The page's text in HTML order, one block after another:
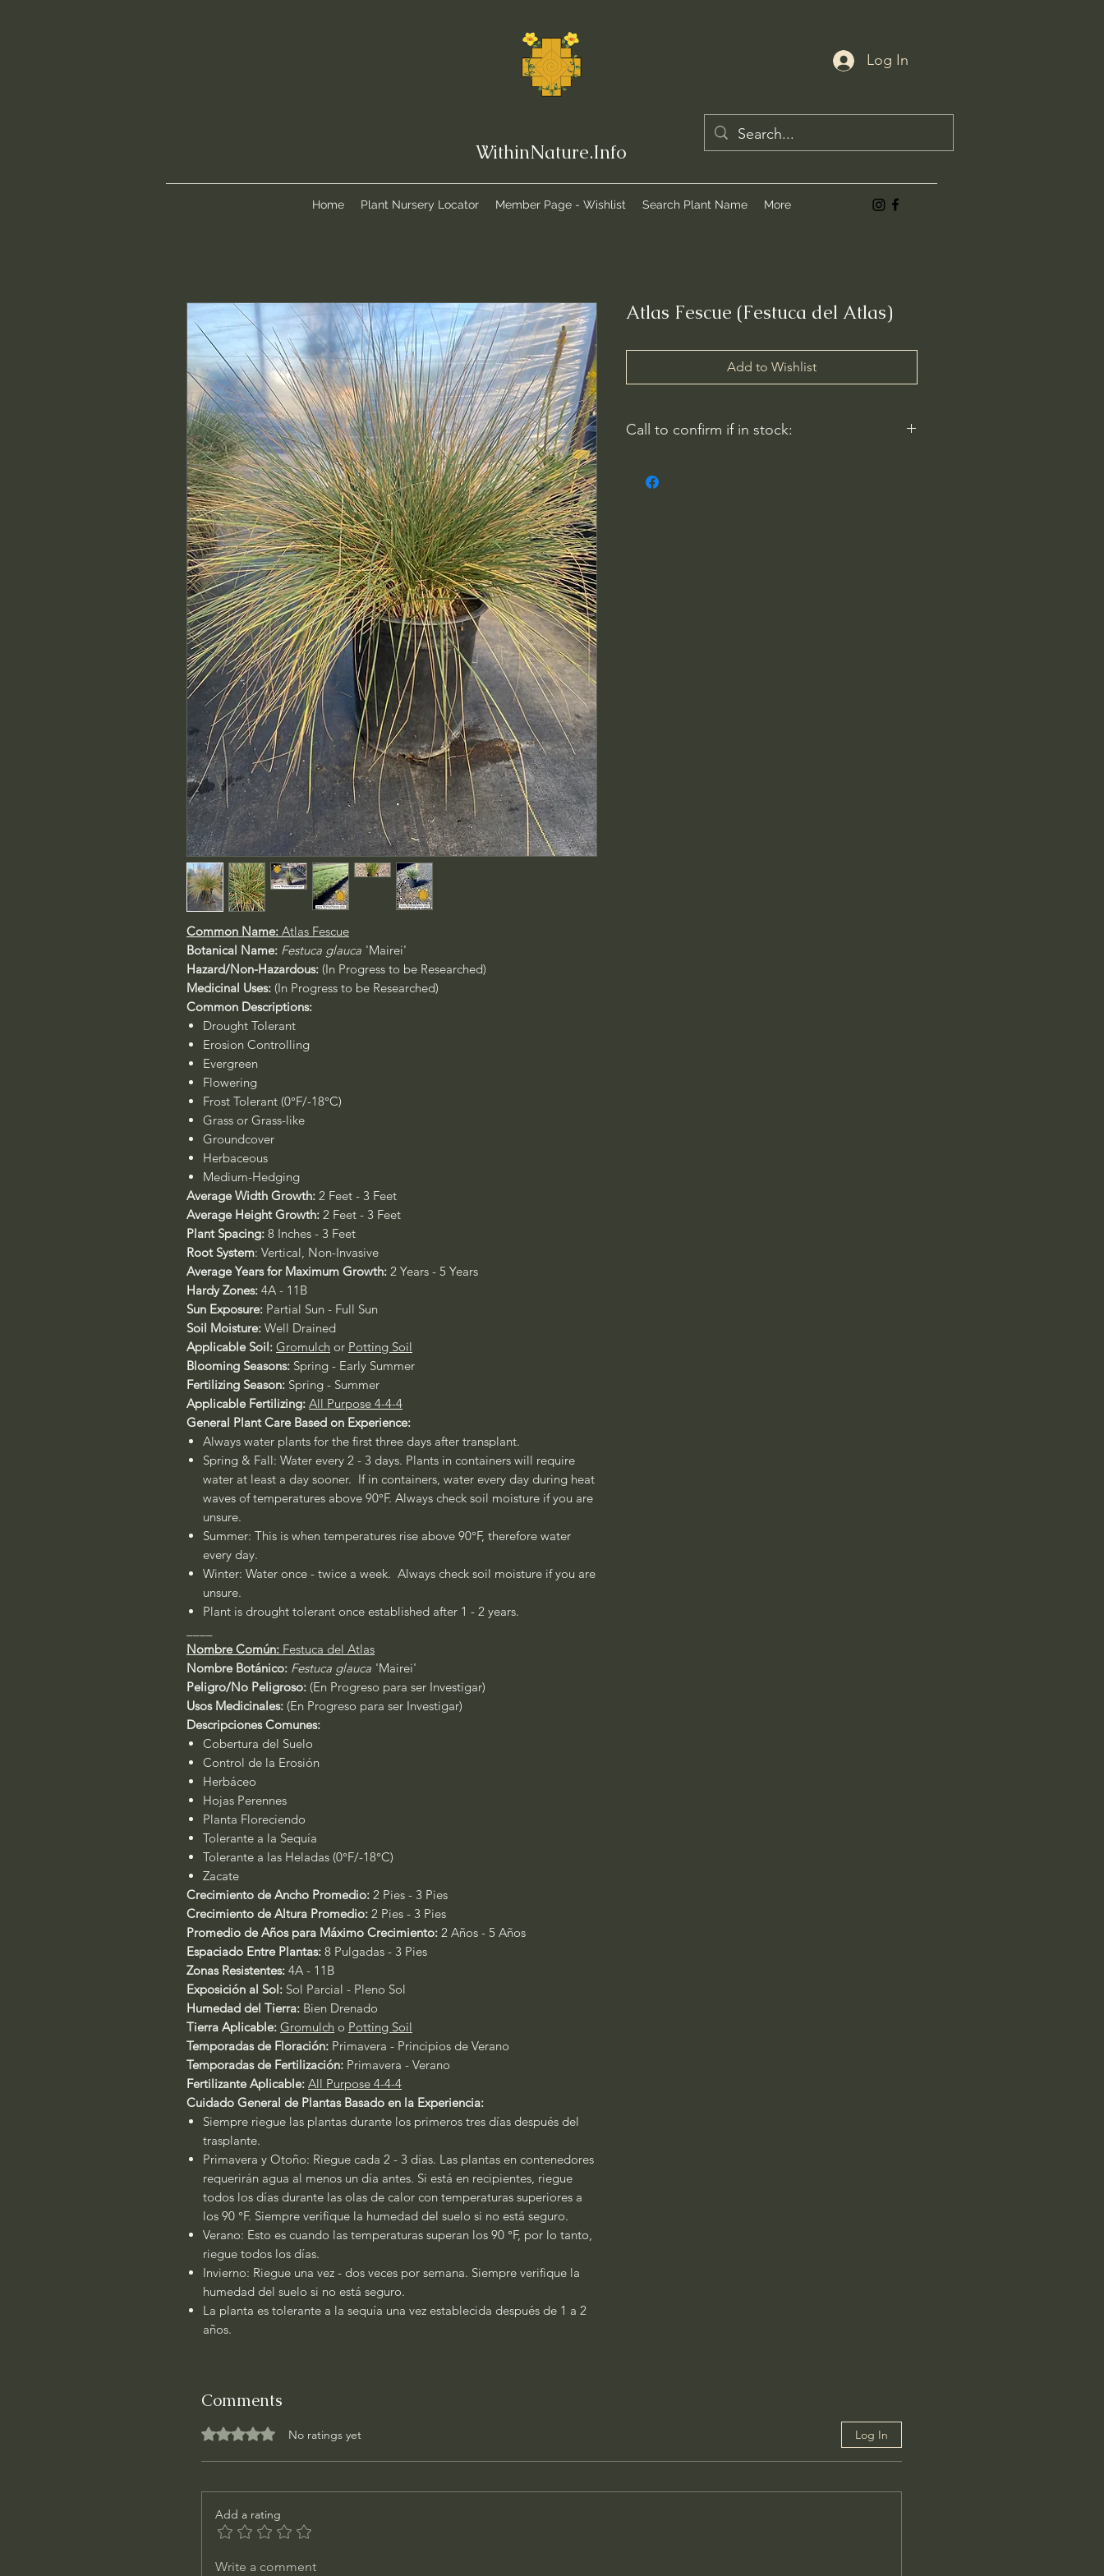
WithinNature.Info
Log In
Home Plant Nursery Locator Member Page - Wishlist Search Plant Name More
Common Name: Atlas Fescue
Botanical Name: Festuca glauca 'Mairei'
Hazard/Non-Hazardous: (In Progress to be Researched)
Medicinal Uses: (In Progress to be Researched)
Common Descriptions:
Drought Tolerant
Erosion Controlling
Evergreen
Flowering
Frost Tolerant (0°F/-18°C)
Grass or Grass-like
Groundcover
Herbaceous
Medium-Hedging
Average Width Growth: 2 Feet - 3 Feet
Average Height Growth: 2 Feet - 3 Feet
Plant Spacing: 8 Inches - 3 Feet
Root System: Vertical, Non-Invasive
Average Years for Maximum Growth: 2 Years - 5 Years
Hardy Zones: 4A - 11B
Sun Exposure: Partial Sun - Full Sun
Soil Moisture: Well Drained
Applicable Soil: Gromulch or Potting Soil
Blooming Seasons: Spring - Early Summer
Fertilizing Season: Spring - Summer
Applicable Fertilizing: All Purpose 4-4-4
General Plant Care Based on Experience:
Always water plants for the first three days after transplant.
Spring & Fall: Water every 2 - 3 days. Plants in containers will require
water at least a day sooner. If in containers, water every day during heat
waves of temperatures above 90°F. Always check soil moisture if you are
unsure.
Summer: This is when temperatures rise above 90°F, therefore water
every day.
Winter: Water once - twice a week. Always check soil moisture if you are
unsure.
Plant is drought tolerant once established after 1 - 2 years.
Nombre Común: Festuca del Atlas
Nombre Botánico: Festuca glauca 'Mairei'
Peligro/No Peligroso: (En Progreso para ser Investigar)
Usos Medicinales: (En Progreso para ser Investigar)
Descripciones Comunes:
Cobertura del Suelo
Control de la Erosión
Herbáceo
Hojas Perennes
Planta Floreciendo
Tolerante a la Sequía
Tolerante a las Heladas (0°F/-18°C)
Zacate
Crecimiento de Ancho Promedio: 2 Pies - 3 Pies
Crecimiento de Altura Promedio: 2 Pies - 3 Pies
Promedio de Años para Máximo Crecimiento: 2 Años - 5 Años
Espaciado Entre Plantas: 8 Pulgadas - 3 Pies
Zonas Resistentes: 4A - 11B
Exposición al Sol: Sol Parcial - Pleno Sol
Humedad del Tierra: Bien Drenado
Tierra Aplicable: Gromulch o Potting Soil
Temporadas de Floración: Primavera - Principios de Verano
Temporadas de Fertilización: Primavera - Verano
Fertilizante Aplicable: All Purpose 4-4-4
Cuidado General de Plantas Basado en la Experiencia:
Siempre riegue las plantas durante los primeros tres días después del
trasplante.
Primavera y Otoño: Riegue cada 2 - 3 días. Las plantas en contenedores
requerirán agua al menos un día antes. Si está en recipientes, riegue
todos los días durante las olas de calor con temperaturas superiores a
los 90 °F. Siempre verifique la humedad del suelo si no está seguro.
Verano: Esto es cuando las temperaturas superan los 90 °F, por lo tanto,
riegue todos los días.
Invierno: Riegue una vez - dos veces por semana. Siempre verifique la
humedad del suelo si no está seguro.
La planta es tolerante a la sequía una vez establecida después de 1 a 2
años.
Atlas Fescue (Festuca del Atlas)
Add to Wishlist
Call to confirm if in stock:
WithinNature.info may carry this in stock.
Comments
Log In
Rated 0 out of 5 stars. No ratings yet
Add a rating
Write a comment